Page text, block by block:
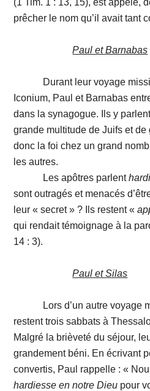
(1 Tim. 1 : 13, 15), est appelé,
prêcher le nom qu’il avait tant
Paul et Barnabas
Durant leur voyage
Iconium, Paul et Barnabas
dans la synagogue. Ils y
grande multitude de Juifs et de
donc la foi chez un grand
les autres.
Les apôtres parlent
sont outragés et menacés
leur « secret » ? Ils restent «
qui rendait témoignage à la
14 : 3).
Paul et Silas
Lors d’un autre voyage
restent trois sabbats à
Malgré la brièveté du séjour,
grandement béni. En écrivant
convertis, Paul rappelle : «
hardiesse en notre Dieu pour